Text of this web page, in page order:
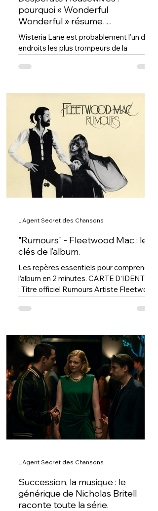
pourquoi « Wonderful
Wonderful » résume
parfaitement Wisteria Lane.
Wisteria Lane est probablement l’un des
endroits les plus trompeurs de la
impeccables. Les maisons parfaitement
entretenus. Et pourtant, derrière chaque
porte d’entrée, quelque chose se fissure.
Dans Desperate Housewives : le vernis
ne tient jamais très longtemps. C’est
pour ça que la musique de la série est si
importante. Elle ne souligne pas
seulement les émotions. Elle les déguise.
Comme si tout allait bien
"Rumours" - Fleetwood Mac : les
clés de l’album.
Les repères essentiels pour comprendre
l’album en 2 minutes. CARTE D’IDENTITÉ
: Titre officiel Rumours Artiste Fleetwood
Contexte Enregistré alors que les deux
simultanément. Style dominant Soft rock,
pop rock, folk rock Label / maison de
disque Warner Bros. Records
Collaborations / producteurs clés
Fleetwood Mac, Ken Caillat et Richard
Dashut à la production; forte implication
de Lindsey Buckingham dans les arra
L'Agent Secret des Chansons
Succession, la musique : le
générique de Nicholas Britell
raconte toute la série.
L'Agent Secret des Chansons